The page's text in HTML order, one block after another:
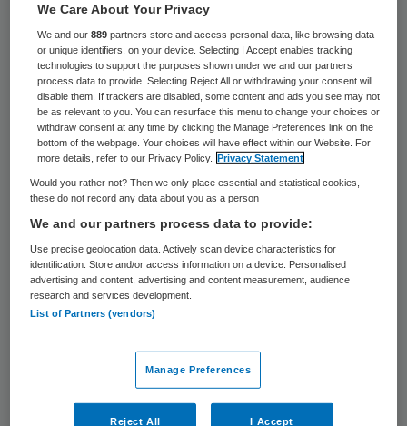
bijdragen, betoogt Laura Seckel, Head of
Healthcare bij vastgoedadviseur CBRE.
Peter Alders was vorige week te gast bij
CBRE’s online event Real Estate Market
We Care About Your Privacy
We and our889 partners store and access personal data, like browsing data
or unique identifiers, on your device. Selecting I Accept enables tracking
technologies to support the purposes shown under we and our partners
process data to provide. Selecting Reject All or withdrawing your consent will
disable them. If trackers are disabled, some content and ads you see may not
be as relevant to you. You can resurface this menu to change your choices or
withdraw consent at any time by clicking the Manage Preferences link on the
bottom of the webpage. Your choices will have effect within our Website. For
more details, refer to our Privacy Policy.
Privacy Statement
Would you rather not? Then we only place essential and statistical cookies,
these do not record any data about you as a person
We and our partners process data to provide:
Use precise geolocation data. Actively scan device characteristics for
identification. Store and/or access information on a device. Personalised
advertising and content, advertising and content measurement, audience
research and services development.
List of Partners (vendors)
Manage Preferences
Reject All I Accept